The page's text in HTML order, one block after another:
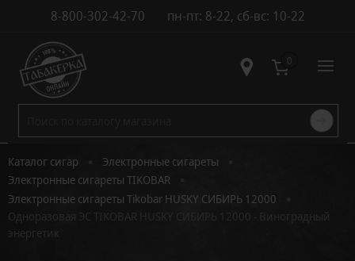
8-800-302-42-70 пн-пт: 8-22, сб-вс: 10-22
Контакты 0
Каталог сигар Электронные сигареты
Электронные сигареты TIKOBAR
Электронные сигареты Tikobar HUSKY СИБИРЬ 12000
Одноразовая ЭС TIKOBAR HUSKY СИБИРЬ 12000 - Виноградный
энергетик